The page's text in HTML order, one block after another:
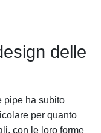
delle
pipe ha subito
per quanto
con le loro forme